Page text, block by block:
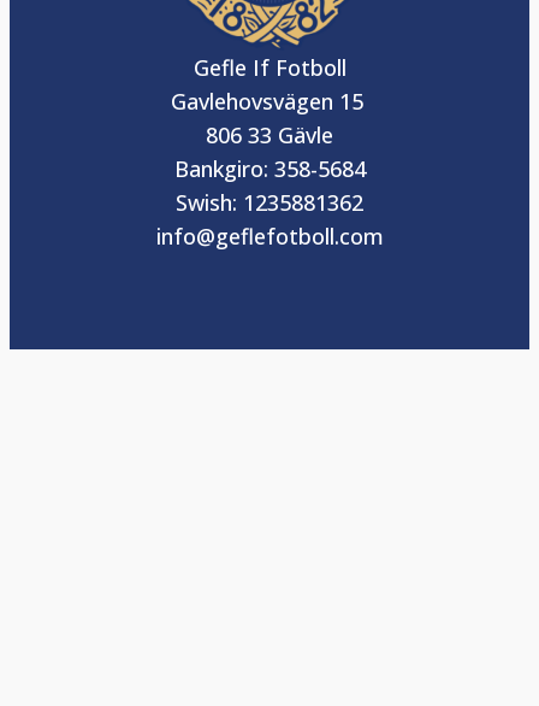
Gefle If Fotboll
Gavlehovsvägen 15
806 33 Gävle
Bankgiro: 358-5684
Swish: 1235881362
info@geflefotboll.com